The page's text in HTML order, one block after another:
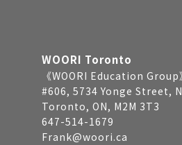
WOORI Toronto
《WOORI Education Group
#606, 5734 Yonge Street,
Toronto, ON, M2M 3T3
647-514-1679
Frank@woori.ca